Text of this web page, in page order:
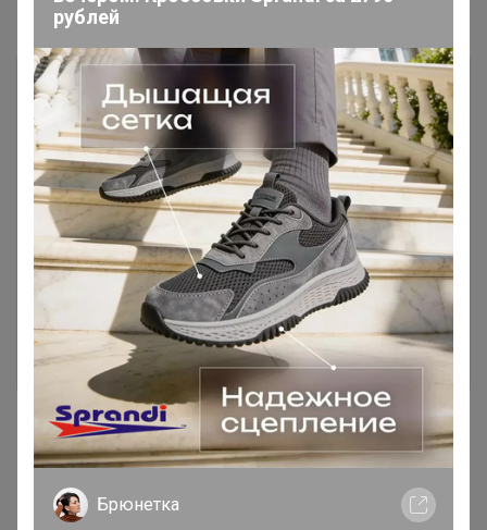
Чтобы ответить или задать вопрос
необходимо авторизоваться на сайте
Это займет меньше минуты
Войти Зарегистрироваться
Реклама
рублей
Брюнетка